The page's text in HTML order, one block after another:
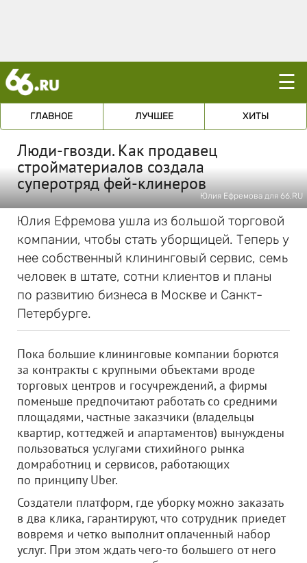
☰
ГЛАВНОЕ ЛУЧШЕЕ ХИТЫ
Люди-гвозди. Как продавец
стройматериалов создала
суперотряд фей-клинеров
Юлия Ефремова для 66.RU
Юлия Ефремова ушла из большой торговой
компании, чтобы стать уборщицей. Теперь у
нее собственный клининговый сервис, семь
человек в штате, сотни клиентов и планы
по развитию бизнеса в Москве и Санкт-
Петербурге.
Пока большие клининговые компании борются
за контракты с крупными объектами вроде
торговых центров и госучреждений, а фирмы
поменьше предпочитают работать со средними
площадями, частные заказчики (владельцы
квартир, коттеджей и апартаментов) вынуждены
пользоваться услугами стихийного рынка
домработниц и сервисов, работающих
по принципу Uber.
Создатели платформ, где уборку можно заказать
в два клика, гарантируют, что сотрудник приедет
вовремя и четко выполнит оплаченный набор
услуг. При этом ждать чего-то большего от него